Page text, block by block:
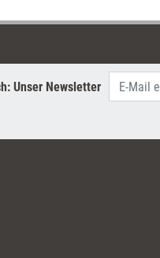
Unser Newsletter